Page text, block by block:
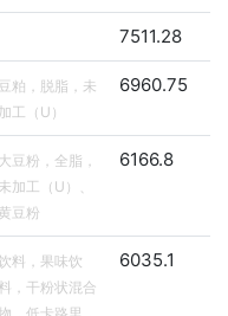
7511.28
豆粕，脱脂，未
加工（U）
6960.75
大豆粉，全脂，
未加工（U）、
豆粉
6166.8
料，果味饮
，干粉状混合
，低卡路里，
6035.1